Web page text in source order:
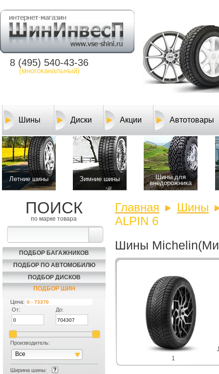
8 (495) 540-43-36
(многоканальный)
Шины Диски Акции Автотовары
Летние шины Зимние шины
Шины для
внедорожника
ПОИСК
по марке товара
ПОДБОР БАГАЖНИКОВ
ПОДБОР ПО АВТОМОБИЛЮ
ПОДБОР ДИСКОВ
ПОДБОР ШИН
Цена:
От:
До:
Производитель:
Все
Ширина шины:
Главная
Шины
ALPIN 6
Шины
1